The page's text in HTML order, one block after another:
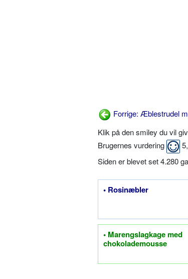
Forrige: Æblestrudel
Klik på den smiley du vil
Brugernes vurdering
Siden er blevet set 4.280
• Rosinæbler
• Marengslagkage med
chokolademousse